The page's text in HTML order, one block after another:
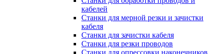
кабелей
Станки для мерной резки и зачистки
кабеля
Станки для зачистки кабеля
Станки для резки проводов
Станки для опрессовки наконечников